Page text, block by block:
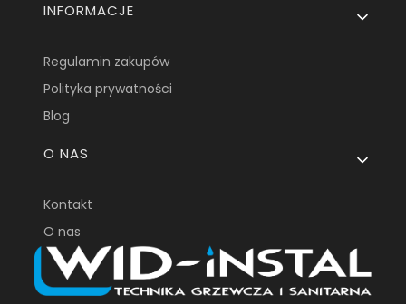
INFORMACJE
Regulamin zakupów
Polityka prywatności
Blog
O NAS
Kontakt
O nas